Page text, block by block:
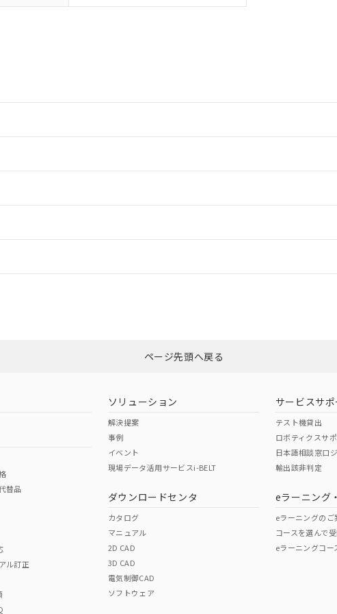
ダウンロードはこちら
Cr(VI)
通在庫等で未対応品が混在する可能性があります。
お問い合わせください。
（日本
（アメリカ
この製品の規格認証/適合
その他の認証はこちらのページからご
ページ先頭へ戻る
替品
ル訂正
ソリューション
解決提案
事例
イベント
現場データ活用サービスi-BELT
ダウンロードセンタ
カタログ
マニュアル
2D CAD
3D CAD
電気制御CAD
ソフトウェア
サービスサポ
テスト機貸出
ロボティクスサ
日本語相談窓口
輸出該非判定
eラーニング
eラーニングのご
コースを選んで
eラーニングコー